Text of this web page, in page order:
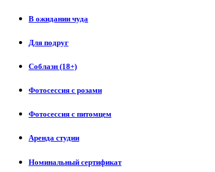
В ожидании чуда
Для подруг
Соблазн (18+)
Фотосессия с розами
Фотосессия с питомцем
Аренда студии
Номинальный сертификат